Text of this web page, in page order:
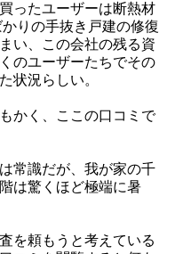
ったユーザーは断熱材
りの手抜き戸建の修復
い、この会社の残る資
のユーザーたちでその
状況らしい。
かく、ここの口コミで
常識だが、我が家の千
は驚くほど極端に暑
を頼もうと考えている